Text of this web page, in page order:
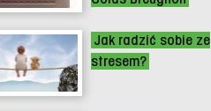
Jak radzić sobie ze
stresem?